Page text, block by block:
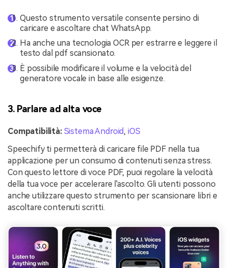
Questo strumento versatile consente persino di
caricare e ascoltare chat WhatsApp.
Ha anche una tecnologia OCR per estrarre e leggere il
testo dal pdf scansionato.
È possibile modificare il volume e la velocità del
generatore vocale in base alle esigenze.
3. Parlare ad alta voce
Compatibilità: Sistema Android, iOS
Speechify ti permetterà di caricare file PDF nella tua
applicazione per un consumo di contenuti senza stress.
Con questo lettore di voce PDF, puoi regolare la velocità
della tua voce per accelerare l'ascolto. Gli utenti possono
anche utilizzare questo strumento per scansionare libri e
ascoltare contenuti scritti.